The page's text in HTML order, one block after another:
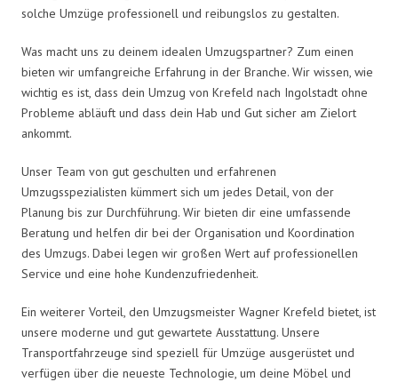
solche Umzüge professionell und reibungslos zu gestalten.
Was macht uns zu deinem idealen Umzugspartner? Zum einen
bieten wir umfangreiche Erfahrung in der Branche. Wir wissen, wie
wichtig es ist, dass dein Umzug von Krefeld nach Ingolstadt ohne
Probleme abläuft und dass dein Hab und Gut sicher am Zielort
ankommt.
Unser Team von gut geschulten und erfahrenen
Umzugsspezialisten kümmert sich um jedes Detail, von der
Planung bis zur Durchführung. Wir bieten dir eine umfassende
Beratung und helfen dir bei der Organisation und Koordination
des Umzugs. Dabei legen wir großen Wert auf professionellen
Service und eine hohe Kundenzufriedenheit.
Ein weiterer Vorteil, den Umzugsmeister Wagner Krefeld bietet, ist
unsere moderne und gut gewartete Ausstattung. Unsere
Transportfahrzeuge sind speziell für Umzüge ausgerüstet und
verfügen über die neueste Technologie, um deine Möbel und